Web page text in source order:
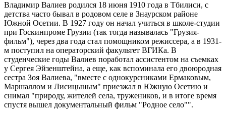
Владимир Валиев родился 18 июня 1910 года в Тбилиси, с
детства часто бывал в родовом селе в Знаурском районе
Южной Осетии. В 1927 году он начал учиться в школе-студии
при Госкинпроме Грузии (так тогда называлась "Грузия-
фильм"), через два года стал помощником режиссера, а в 1931-
м поступил на операторский факультет ВГИКа. В
студенческие годы Валиев поработал ассистентом на съемках
у Сергея Эйзенштейна, а еще, как вспоминала его двоюродная
сестра Зоя Валиева, "вместе с однокурсниками Ермаковым,
Маршаллом и Лисицыным" приезжал в Южную Осетию и
снимал "природу, жителей села, тружеников, и в итоге время
спустя вышел документальный фильм "Родное село"".